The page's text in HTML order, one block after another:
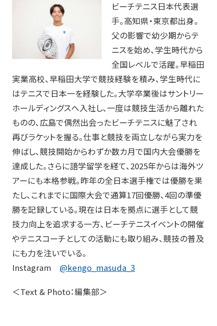
ビーチテニス日本代表選
手。高知県・東京都出身。
父の影響で幼少期からテ
ニスを始め、学生時代から
全国レベルで活躍。早稲田
実業高校、早稲田大学で競技経験を積み、学生時代に
はテニスで日本一を経験した。大学卒業後はサントリー
ホールディングスへ入社し、一度は競技生活から離れた
ものの、広島で偶然出会ったビーチテニスに魅了され
再びラケットを握る。仕事と競技を両立しながら実力を
伸ばし、競技開始からわずか数カ月で国内大会優勝を
達成した。さらに語学留学を経て、2025年からは海外ツ
アーにも本格参戦。昨年の全日本選手権では優勝を果
たし、これまでに国際大会で通算17回優勝、4回の準優
勝を記録している。現在は日本を拠点に選手として競
技力向上を追求する一方、ビーチテニスイベントの開催
やテニスコーチとしての活動にも取り組み、競技の普及
にも力を注いでいる。
Instagram @kengo_masuda_3
＜Text & Photo：編集部＞